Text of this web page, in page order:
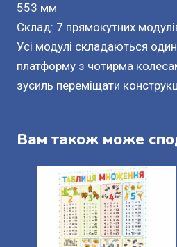
553 мм
Склад: 7 прямокутних
Усі модулі складаються
платформу з чотирма
зусиль переміщати
Вам також може